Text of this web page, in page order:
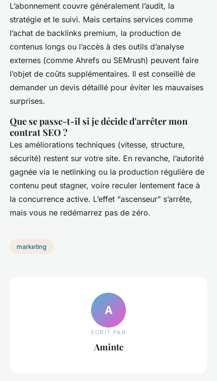
L’abonnement couvre généralement l’audit, la
stratégie et le suivi. Mais certains services comme
l’achat de backlinks premium, la production de
contenus longs ou l’accès à des outils d’analyse
externes (comme Ahrefs ou SEMrush) peuvent faire
l’objet de coûts supplémentaires. Il est conseillé de
demander un devis détaillé pour éviter les mauvaises
surprises.
Que se passe-t-il si je décide d'arrêter mon
contrat SEO ?
Les améliorations techniques (vitesse, structure,
sécurité) restent sur votre site. En revanche, l’autorité
gagnée via le netlinking ou la production régulière de
contenu peut stagner, voire reculer lentement face à
la concurrence active. L’effet “ascenseur” s’arrête,
mais vous ne redémarrez pas de zéro.
marketing
A
ECRIT PAR
Aminte